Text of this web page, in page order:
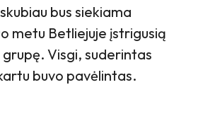
bus siekiama
metu Betliejuje įstrigusią
Visgi, suderintas
buvo pavėlintas.